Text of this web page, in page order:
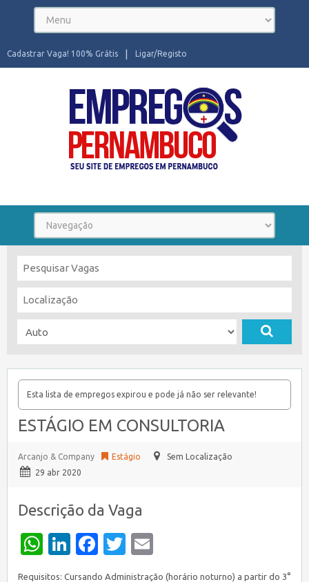
Ligar/Registo
Cadastrar Vaga! 100% Grátis
Esta lista de empregos expirou e pode já não ser relevante!
ESTÁGIO EM CONSULTORIA
Arcanjo & Company Estágio
Sem Localização
29 abr 2020
Descrição da Vaga
WhatsApp
LinkedIn
Facebook
Twitter
Requisitos: Cursando Administração (horário noturno) a partir do 3°